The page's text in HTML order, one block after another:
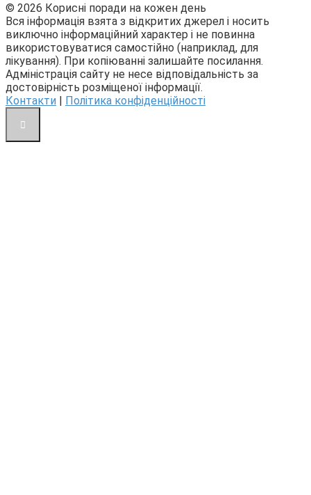
© 2026 Корисні поради на кожен день
Вся інформація взята з відкритих джерел і носить
виключно інформаційний характер і не повинна
використовуватися самостійно (наприклад, для
лікування). При копіюванні залишайте посилання.
Адміністрація сайту не несе відповідальність за
достовірність розміщеної інформації.
Контакти | Політика конфіденційності